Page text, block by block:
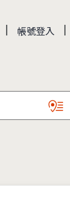
| 帳號登入 |